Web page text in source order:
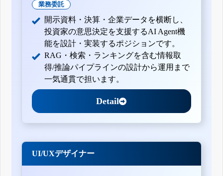
業務委託
開示資料・決算・企業データを横断し、
投資家の意思決定を支援するAI Agent機
能を設計・実装するポジションです。
RAG・検索・ランキングを含む情報取
得/推論パイプラインの設計から運用まで
一気通貫で担います。
Detail
UI/UXデザイナー